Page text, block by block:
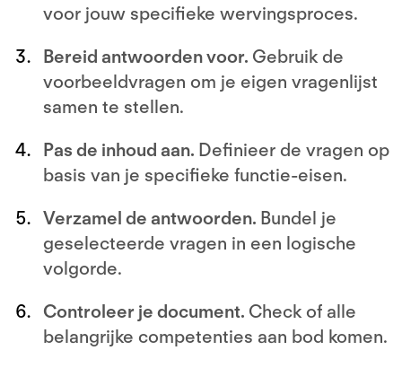
voor jouw specifieke wervingsproces.
Bereid antwoorden voor. Gebruik de
voorbeeldvragen om je eigen vragenlijst
samen te stellen.
Pas de inhoud aan. Definieer de vragen op
basis van je specifieke functie-eisen.
Verzamel de antwoorden. Bundel je
geselecteerde vragen in een logische
volgorde.
Controleer je document. Check of alle
belangrijke competenties aan bod komen.